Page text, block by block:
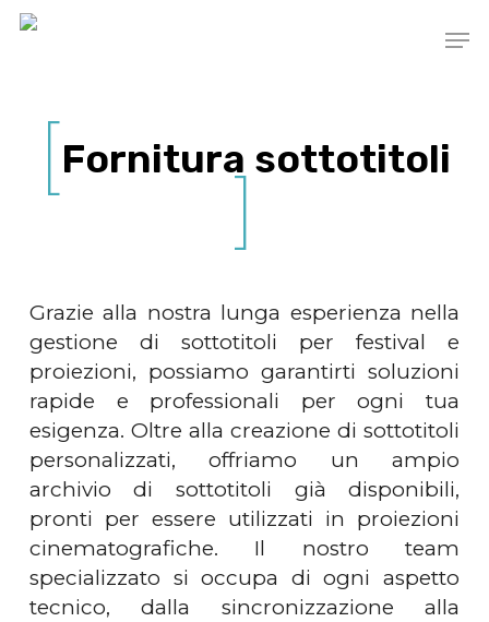
Skip
Fornitura sottotitoli
Grazie alla nostra lunga esperienza nella
gestione di sottotitoli per festival e
proiezioni, possiamo garantirti soluzioni
rapide e professionali per ogni tua
esigenza. Oltre alla creazione di sottotitoli
personalizzati, offriamo un ampio
archivio di sottotitoli già disponibili,
pronti per essere utilizzati in proiezioni
cinematografiche. Il nostro team
specializzato si occupa di ogni aspetto
tecnico, dalla sincronizzazione alla